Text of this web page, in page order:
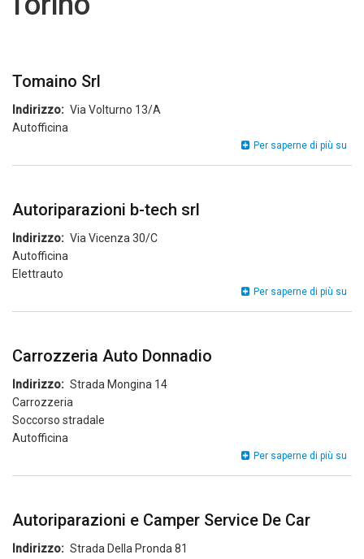
Tomaino Srl
Indirizzo
Via Volturno 13/A
Autofficina
Per saperne di più su
Autoriparazioni b-tech srl
Indirizzo
Via Vicenza 30/C
Autofficina
Elettrauto
Per saperne di più su
Carrozzeria Auto Donnadio
Indirizzo
Strada Mongina 14
Carrozzeria
Soccorso stradale
Autofficina
Per saperne di più su
Autoriparazioni e Camper Service De Car
Indirizzo
Strada Della Pronda 81